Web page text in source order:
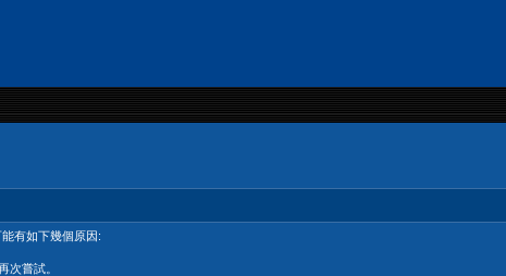
有如下幾個原因:
次嘗試。